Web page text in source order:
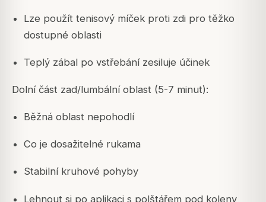
Lze použít tenisový míček proti zdi pro těžko
dostupné oblasti
Teplý zábal po vstřebání zesiluje účinek
Dolní část zad/lumbální oblast (5-7 minut):
Běžná oblast nepohodlí
Co je dosažitelné rukama
Stabilní kruhové pohyby
Lehnout si po aplikaci s polštářem pod koleny